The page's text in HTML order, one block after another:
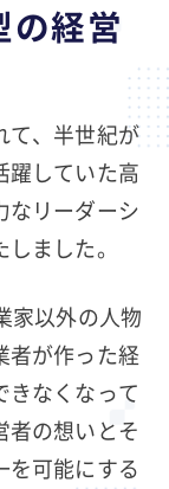
の経営
て、半世紀が
躍していた高
なリーダーシ
ました。
家以外の人物
者が作った経
きなくなって
者の想いとそ
を可能にする